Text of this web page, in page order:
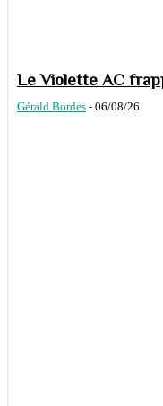
Le Violette AC
Gérald Bordes - 06/08/26